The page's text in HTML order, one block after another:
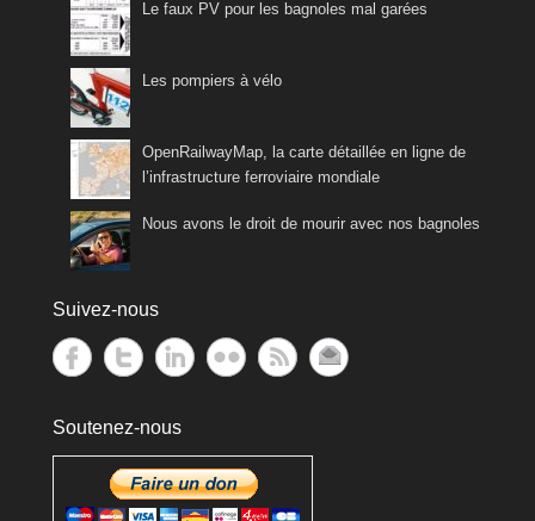
Le faux PV pour les bagnoles mal garées
Les pompiers à vélo
OpenRailwayMap, la carte détaillée en ligne de
l’infrastructure ferroviaire mondiale
Nous avons le droit de mourir avec nos bagnoles
Suivez-nous
Soutenez-nous